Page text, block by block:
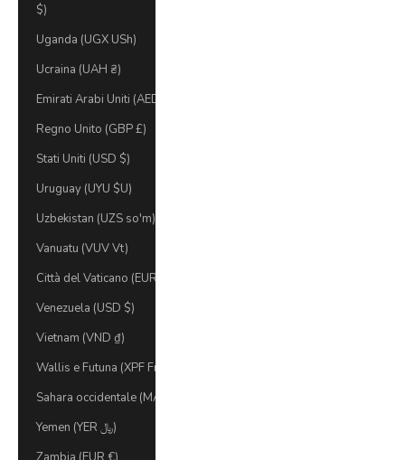
$)
Uganda (UGX USh)
Ucraina (UAH ₴)
Regno Unito (GBP £)
Stati Uniti (USD $)
Uruguay (UYU $U)
Uzbekistan (UZS so'm)
Vanuatu (VUV Vt)
Città del Vaticano (EUR €)
Venezuela (USD $)
Vietnam (VND ₫)
Wallis e Futuna (XPF Fr)
Yemen (YER ﷼)